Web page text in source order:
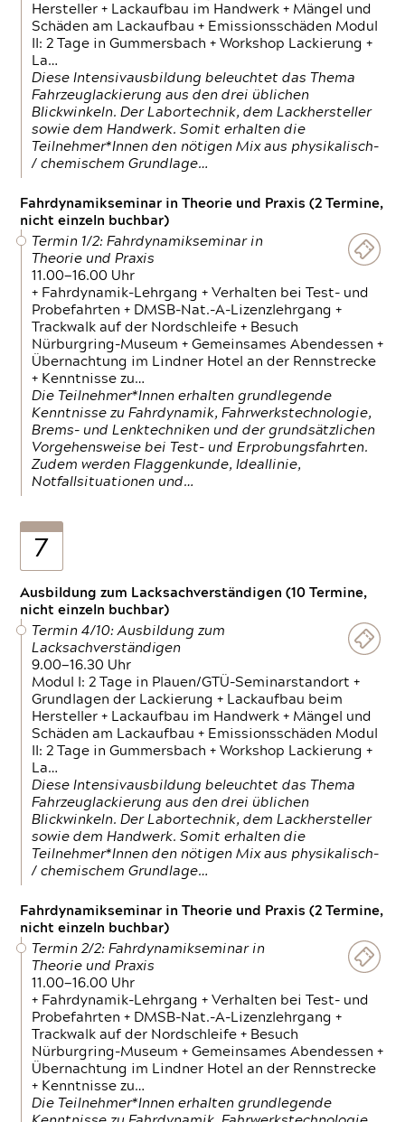
Hersteller + Lackaufbau im Handwerk + Mängel und
Schäden am Lackaufbau + Emissionsschäden Modul
II: 2 Tage in Gummersbach + Workshop Lackierung +
La…
Diese Intensivausbildung beleuchtet das Thema
Fahrzeuglackierung aus den drei üblichen
Blickwinkeln. Der Labortechnik, dem Lackhersteller
sowie dem Handwerk. Somit erhalten die
Teilnehmer*Innen den nötigen Mix aus physikalisch-
/ chemischem Grundlage…
Fahrdynamikseminar in Theorie und Praxis (2 Termine,
nicht einzeln buchbar)
Termin 1/2: Fahrdynamikseminar in
Theorie und Praxis
11.00—16.00 Uhr
+ Fahrdynamik-Lehrgang + Verhalten bei Test- und
Probefahrten + DMSB-Nat.-A-Lizenzlehrgang +
Trackwalk auf der Nordschleife + Besuch
Nürburgring-Museum + Gemeinsames Abendessen +
Übernachtung im Lindner Hotel an der Rennstrecke
+ Kenntnisse zu…
Die Teilnehmer*Innen erhalten grundlegende
Kenntnisse zu Fahrdynamik, Fahrwerkstechnologie,
Brems- und Lenktechniken und der grundsätzlichen
Vorgehensweise bei Test- und Erprobungsfahrten.
Zudem werden Flaggenkunde, Ideallinie,
Notfallsituationen und…
7
Ausbildung zum Lacksachverständigen (10 Termine,
nicht einzeln buchbar)
Termin 4/10: Ausbildung zum
Lacksachverständigen
9.00—16.30 Uhr
Modul I: 2 Tage in Plauen/GTÜ-Seminarstandort +
Grundlagen der Lackierung + Lackaufbau beim
Hersteller + Lackaufbau im Handwerk + Mängel und
Schäden am Lackaufbau + Emissionsschäden Modul
II: 2 Tage in Gummersbach + Workshop Lackierung +
La…
Diese Intensivausbildung beleuchtet das Thema
Fahrzeuglackierung aus den drei üblichen
Blickwinkeln. Der Labortechnik, dem Lackhersteller
sowie dem Handwerk. Somit erhalten die
Teilnehmer*Innen den nötigen Mix aus physikalisch-
/ chemischem Grundlage…
Fahrdynamikseminar in Theorie und Praxis (2 Termine,
nicht einzeln buchbar)
Termin 2/2: Fahrdynamikseminar in
Theorie und Praxis
11.00—16.00 Uhr
+ Fahrdynamik-Lehrgang + Verhalten bei Test- und
Probefahrten + DMSB-Nat.-A-Lizenzlehrgang +
Trackwalk auf der Nordschleife + Besuch
Nürburgring-Museum + Gemeinsames Abendessen +
Übernachtung im Lindner Hotel an der Rennstrecke
+ Kenntnisse zu…
Die Teilnehmer*Innen erhalten grundlegende